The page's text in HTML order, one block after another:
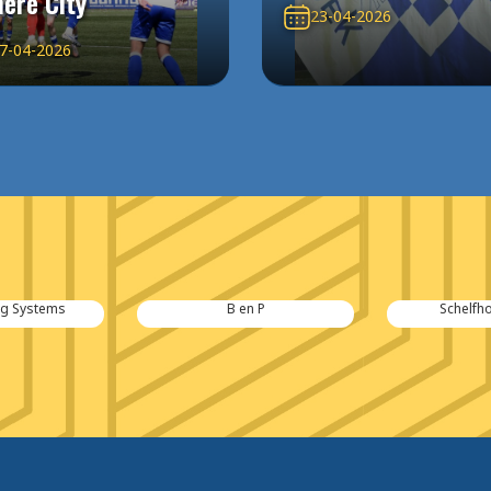
04-2026
23-04-2026
P Schelfhout Elektro